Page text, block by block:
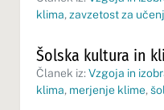
klima, zavzetost za
Šolska kultura in
Članek iz: Vzgoja in
klima, merjenje klime,